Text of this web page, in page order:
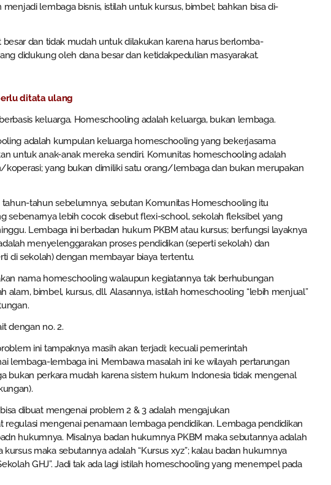
lembaga bisnis, istilah untuk kursus, bimbel; bahkan bisa di-
besar dan tidak mudah untuk dilakukan karena harus berlomba-
didukung oleh dana besar dan ketidakpedulian masyarakat.
ditata ulang
keluarga. Homeschooling adalah keluarga, bukan lembaga.
adalah kumpulan keluarga homeschooling yang bekerjasama
untuk anak-anak mereka sendiri. Komunitas homeschooling adalah
yang bukan dimiliki satu orang/lembaga dan bukan merupakan
tahun-tahun sebelumnya, sebutan Komunitas Homeschooling itu
sebenarnya lebih cocok disebut flexi-school, sekolah fleksibel yang
Lembaga ini berbadan hukum PKBM atau kursus; berfungsi layaknya
menyelenggarakan proses pendidikan (seperti sekolah) dan
di sekolah) dengan membayar biaya tertentu.
nama homeschooling walaupun kegiatannya tak berhubungan
alam, bimbel, kursus, dll. Alasannya, istilah homeschooling “lebih menjual”
dengan no. 2.
ini tampaknya masih akan terjadi; kecuali pemerintah
lembaga-lembaga ini. Membawa masalah ini ke wilayah pertarungan
bukan perkara mudah karena sistem hukum Indonesia tidak mengenal
dibuat mengenai problem 2 & 3 adalah mengajukan
mengenai penamaan lembaga pendidikan. Lembaga pendidikan
hukumnya. Misalnya badan hukumnya PKBM maka sebutannya adalah
kursus maka sebutannya adalah “Kursus xyz”; kalau badan hukumnya
GHJ”. Jadi tak ada lagi istilah homeschooling yang menempel pada